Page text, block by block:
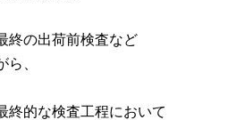
終の出荷前検査など
、
終的な検査工程において